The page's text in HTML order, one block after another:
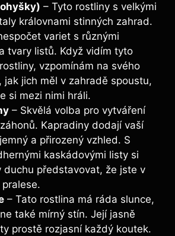
– Tyto rostliny s velkými
královnami stinných zahrad.
variet s různými
tvary listů. Když vidím tyto
vzpomínám na svého
jak jich měl v zahradě spoustu,
si mezi nimi hráli.
– Skvělá volba pro vytváření
Kapradiny dodají vaší
a přirozený vzhled. S
kaskádovými listy si
duchu představovat, že jste v
– Tato rostlina má ráda slunce,
také mírný stín. Její jasně
prostě rozjasní každý koutek.